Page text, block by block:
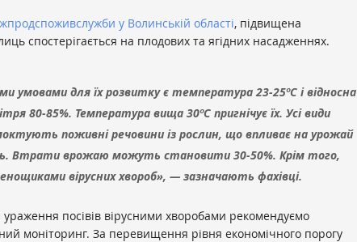
у Волинській області, підвищена
спостерігається на плодових та ягідних насадженнях.
умовами для їх розвитку є температура 23-25ºС і відносна
80-85%. Температура вища 30ºС пригнічує їх. Усі види
поживні речовини із рослин, що впливає на урожай
Втрати врожаю можуть становити 30-50%. Крім того,
вірусних хвороб», — зазначають фахівці.
посівів вірусними хворобами рекомендуємо
моніторинг. За перевищення рівня економічного порогу